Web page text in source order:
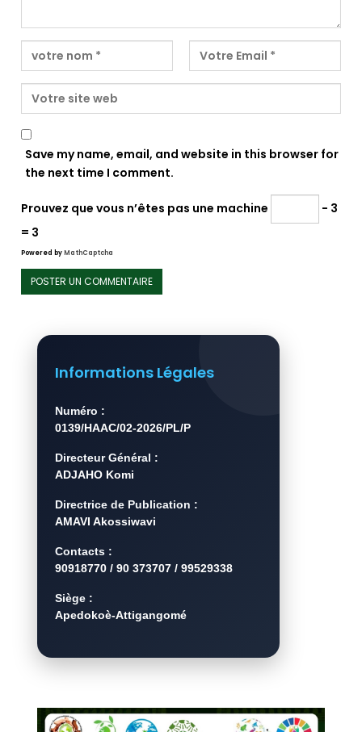
Save my name, email, and website in this browser for
the next time I comment.
Prouvez que vous n’êtes pas une machine
− 3
= 3
Powered byMathCaptcha
Informations Légales
Numéro :
0139/HAAC/02-2026/PL/P
Directeur Général :
ADJAHO Komi
Directrice de Publication :
AMAVI Akossiwavi
Contacts :
90918770 / 90 373707 / 99529338
Siège :
Apedokoè-Attigangomé